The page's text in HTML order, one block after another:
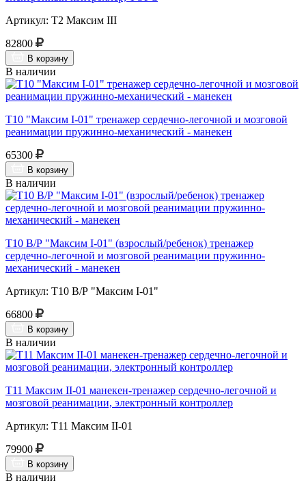
Артикул: Т2 Максим III
82800
В корзину
В наличии
Т10 "Максим I-01" тренажер сердечно-легочной и мозговой
реанимации пружинно-механический - манекен
65300
В корзину
В наличии
Т10 В/Р "Максим I-01" (взрослый/ребенок) тренажер
сердечно-легочной и мозговой реанимации пружинно-
механический - манекен
Артикул: Т10 В/Р "Максим I-01"
66800
В корзину
В наличии
Т11 Максим II-01 манекен-тренажер сердечно-легочной и
мозговой реанимации, электронный контроллер
Артикул: Т11 Максим II-01
79900
В корзину
В наличии